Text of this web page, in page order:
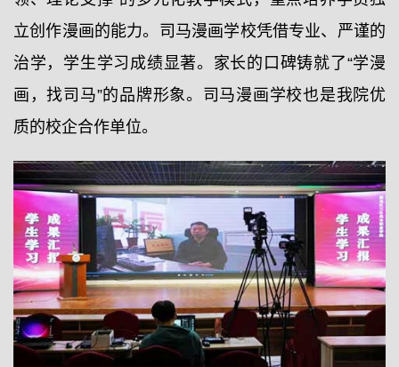
立创作漫画的能力。司马漫画学校凭借专业、严谨的
治学，学生学习成绩显著。家长的口碑铸就了“学漫
画，找司马”的品牌形象。司马漫画学校也是我院优
质的校企合作单位。